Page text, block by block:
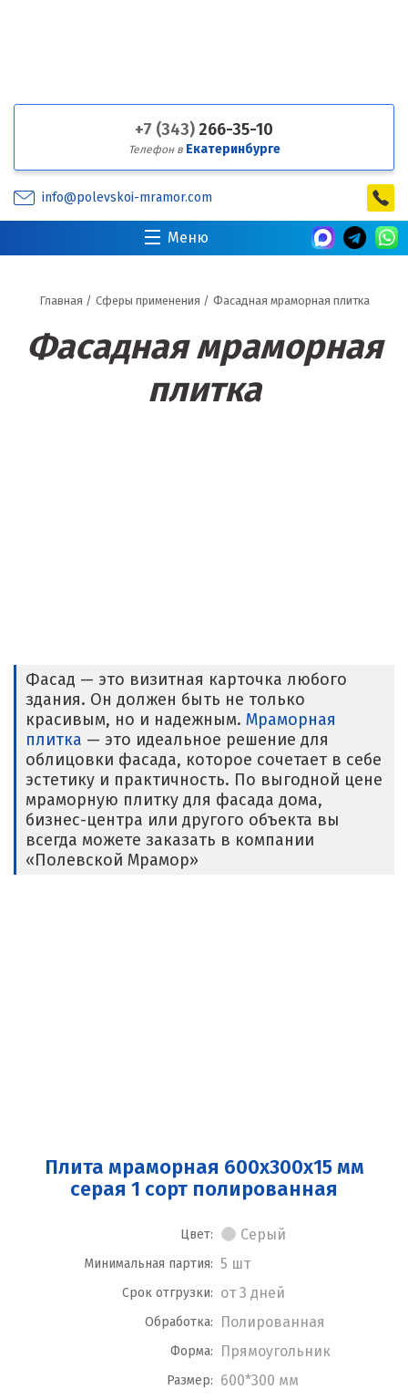
+7 (343) 266-35-10
Телефон в Екатеринбурге
info@polevskoi-mramor.com
Меню
Главная / Сферы применения / Фасадная мраморная плитка
Фасадная мраморная
плитка
Фасад — это визитная карточка любого
здания. Он должен быть не только
красивым, но и надежным. Мраморная
плитка — это идеальное решение для
облицовки фасада, которое сочетает в себе
эстетику и практичность. По выгодной цене
мраморную плитку для фасада дома,
бизнес-центра или другого объекта вы
всегда можете заказать в компании
«Полевской Мрамор»
Плита мраморная 600x300x15 мм
серая 1 сорт полированная
Цвет: Серый
Минимальная партия: 5 шт
Срок отгрузки: от 3 дней
Обработка: Полированная
Форма: Прямоугольник
Размер: 600*300 мм